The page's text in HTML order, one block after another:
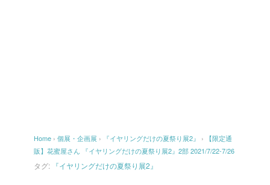
Home › 個展・企画展 › 『イヤリングだけの夏祭り展2』 ›
【限定通
販】花蜜屋さん 『イヤリングだけの夏祭り展2』2部 2021/7/22-7/26
タグ: 『イヤリングだけの夏祭り展2』